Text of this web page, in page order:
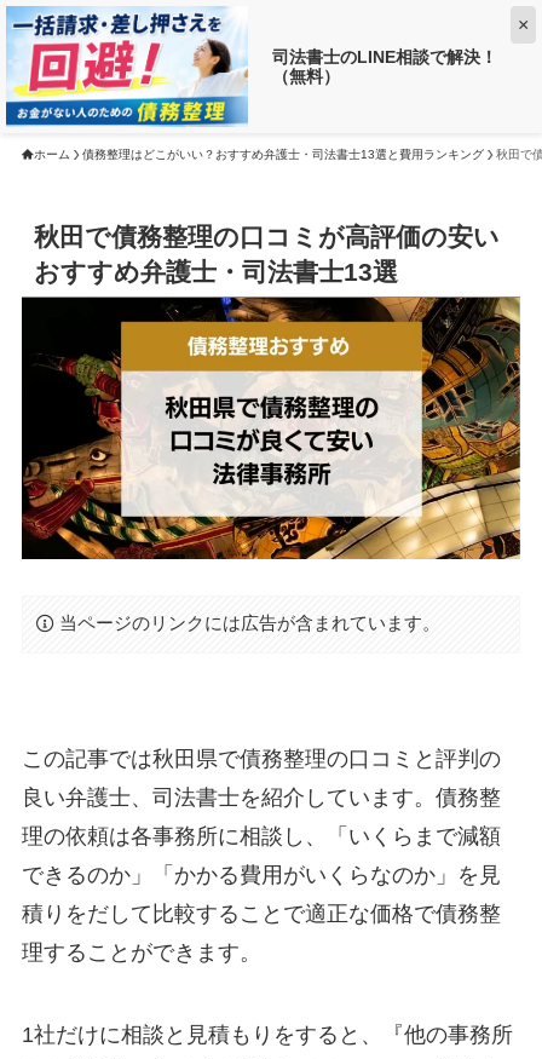
司法書士のLINE相談で解決！
（無料）
×
【返済がお得に!?】 借金がいくら減るか調べる ➡
ホーム 債務整理はどこがいい？おすすめ弁護士・司法書士13選と費用ランキング 秋田で
秋田で債務整理の口コミが高評価の安い
おすすめ弁護士・司法書士13選
当ページのリンクには広告が含まれています。
この記事では秋田県で債務整理の口コミと評判の
良い弁護士、司法書士を紹介しています。債務整
理の依頼は各事務所に相談し、「いくらまで減額
できるのか」「かかる費用がいくらなのか」を見
積りをだして比較することで適正な価格で債務整
理することができます。
1社だけに相談と見積もりをすると、『他の事務所